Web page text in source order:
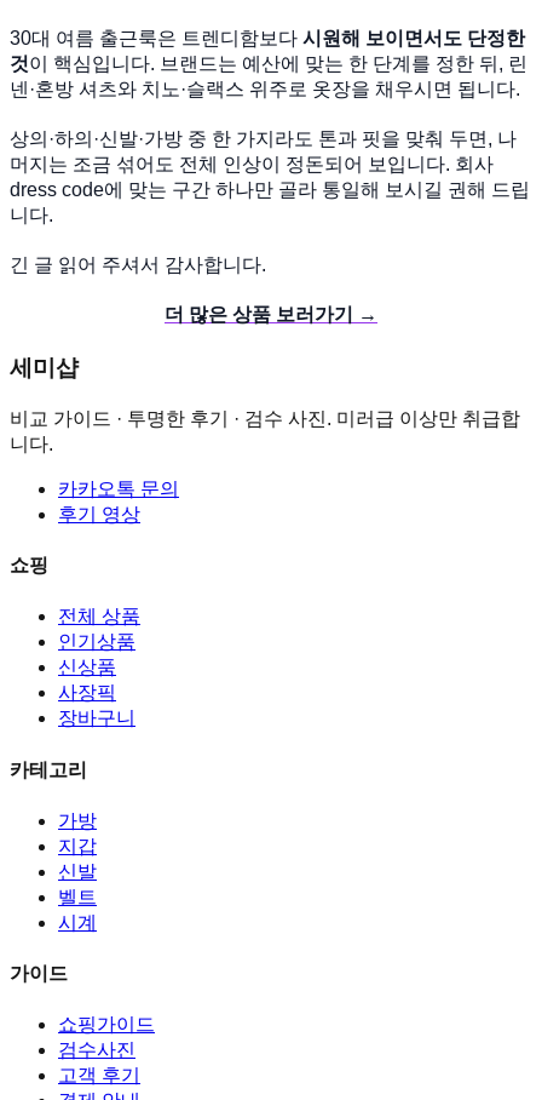
30대 여름 출근룩은 트렌디함보다 시원해 보이면서도 단정한
것이 핵심입니다. 브랜드는 예산에 맞는 한 단계를 정한 뒤, 린
넨·혼방 셔츠와 치노·슬랙스 위주로 옷장을 채우시면 됩니다.
상의·하의·신발·가방 중 한 가지라도 톤과 핏을 맞춰 두면, 나
머지는 조금 섞어도 전체 인상이 정돈되어 보입니다. 회사
dress code에 맞는 구간 하나만 골라 통일해 보시길 권해 드립
니다.
긴 글 읽어 주셔서 감사합니다.
더 많은 상품 보러가기 →
세미샵
비교 가이드 · 투명한 후기 · 검수 사진. 미러급 이상만 취급합
니다.
카카오톡 문의
후기 영상
쇼핑
전체 상품
인기상품
신상품
사장픽
장바구니
카테고리
가방
지갑
신발
벨트
시계
가이드
쇼핑가이드
검수사진
고객 후기